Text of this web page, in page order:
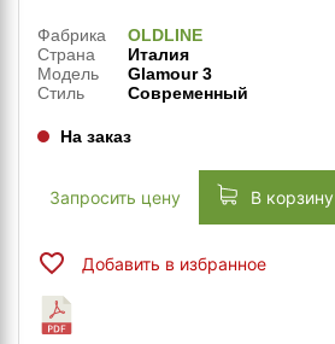
Фабрика
OLDLINE
Страна
Италия
Модель
Glamour 3
Стиль
Современный
На заказ
Запросить цену В корзину
Добавить в избранное